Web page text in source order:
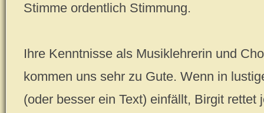
Stimme ordentlich Stimmung.
Ihre Kenntnisse als Musiklehrerin und
kommen uns sehr zu Gute. Wenn in
(oder besser ein Text) einfällt, Birgit rettet